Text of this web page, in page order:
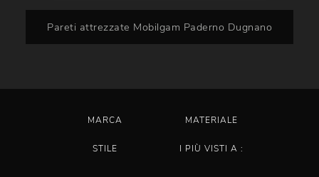
Pareti attrezzate Mobilgam Paderno Dugnano
MARCA MATERIALE
STILE I PIÙ VISTI A :